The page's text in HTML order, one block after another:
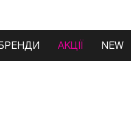
БРЕНДИ АКЦІЇ NEW